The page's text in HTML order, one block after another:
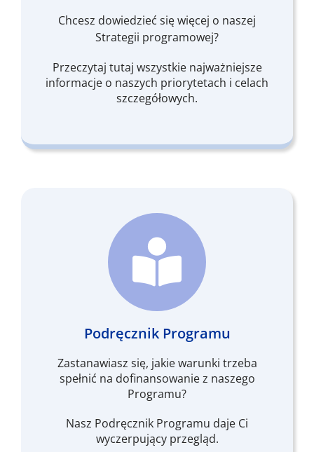
Chcesz dowiedzieć się więcej o naszej
Strategii programowej?
Przeczytaj tutaj wszystkie najważniejsze
informacje o naszych priorytetach i celach
szczegółowych.
Podręcznik Programu
Zastanawiasz się, jakie warunki trzeba
spełnić na dofinansowanie z naszego
Programu?
Nasz Podręcznik Programu daje Ci
wyczerpujący przegląd.